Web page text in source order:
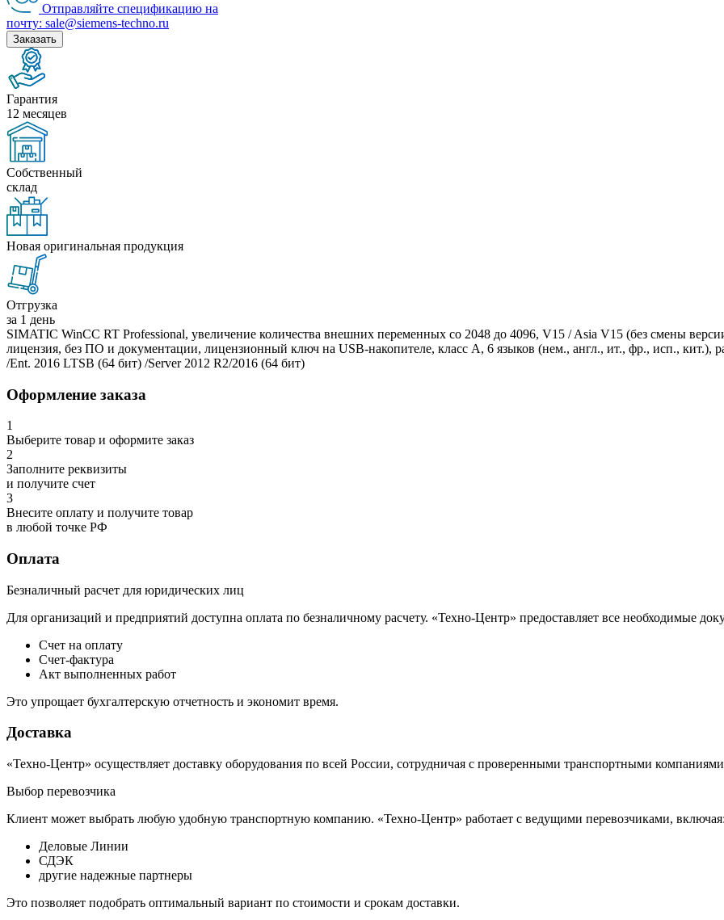
Отправляйте спецификацию на
почту: sale@siemens-techno.ru
Заказать
Гарантия
12 месяцев
Собственный
склад
Новая оригинальная продукция
Отгрузка
за 1 день
SIMATIC WinCC RT Professional, увеличение количества внешних переменных со 2048 до 4096, V15 / Asia V15 (без смены
лицензия, без ПО и документации, лицензионный ключ на USB-накопителе, класс A, 6 языков (нем., англ., ит., фр., исп., кит.),
/Ent. 2016 LTSB (64 бит) /Server 2012 R2/2016 (64 бит)
Оформление заказа
1
Выберите товар и оформите заказ
2
Заполните реквизиты
и получите счет
3
Внесите оплату и получите товар
в любой точке РФ
Оплата
Безналичный расчет для юридических лиц
Для организаций и предприятий доступна оплата по безналичному расчету. «Техно-Центр» предоставляет все необходимые
Счет на оплату
Счет-фактура
Акт выполненных работ
Это упрощает бухгалтерскую отчетность и экономит время.
Доставка
«Техно-Центр» осуществляет доставку оборудования по всей России, сотрудничая с проверенными транспортными
Выбор перевозчика
Клиент может выбрать любую удобную транспортную компанию. «Техно-Центр» работает с ведущими перевозчиками, включая:
Деловые Линии
СДЭК
другие надежные партнеры
Это позволяет подобрать оптимальный вариант по стоимости и срокам доставки.